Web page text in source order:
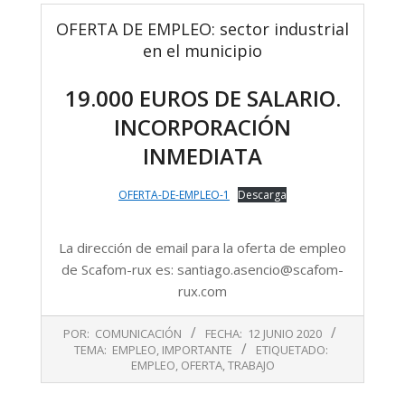
OFERTA DE EMPLEO: sector industrial
en el municipio
19.000 EUROS DE SALARIO.
INCORPORACIÓN
INMEDIATA
OFERTA-DE-EMPLEO-1 Descarga
La dirección de email para la oferta de empleo
de Scafom-rux es: santiago.asencio@scafom-
rux.com
POR: COMUNICACIÓN FECHA: 12 JUNIO 2020
TEMA: EMPLEO, IMPORTANTE
ETIQUETADO:
EMPLEO, OFERTA,TRABAJO